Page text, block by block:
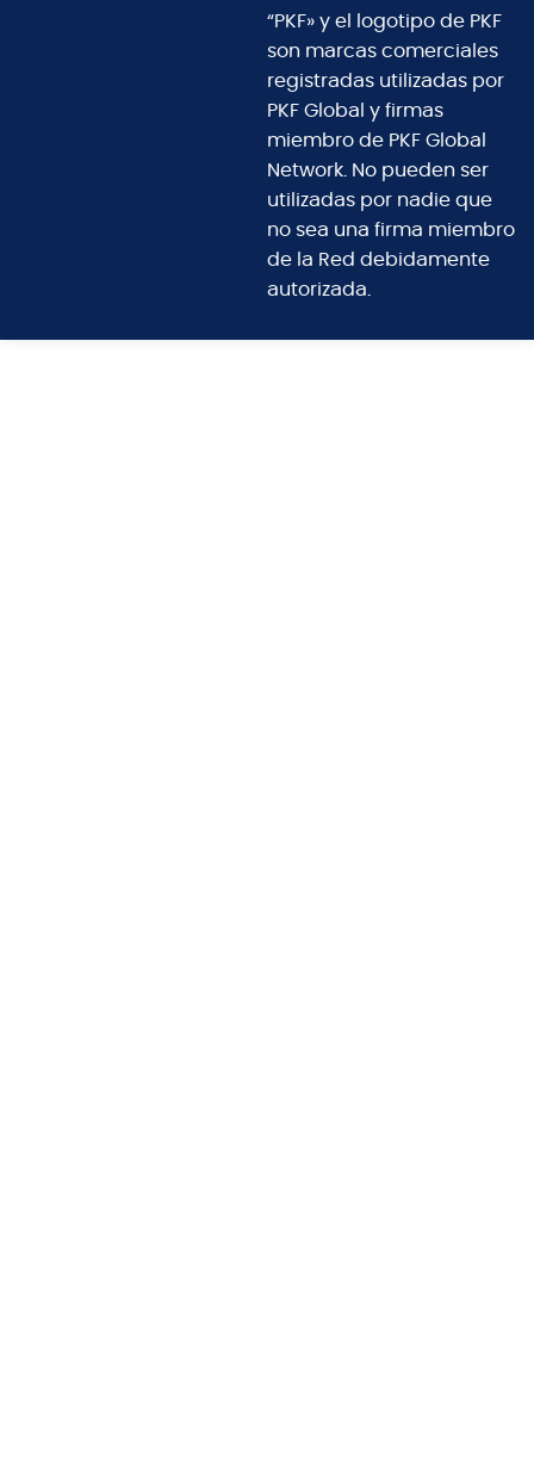
“PKF» y el logotipo de PKF
son marcas comerciales
registradas utilizadas por
PKF Global y firmas
miembro de PKF Global
Network. No pueden ser
utilizadas por nadie que
no sea una firma miembro
de la Red debidamente
autorizada.